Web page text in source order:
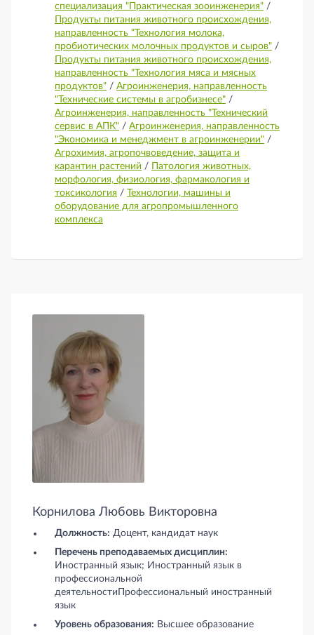
специализация "Практическая зооинженерия" /
Продукты питания животного происхождения,
направленность "Технология молока,
пробиотических молочных продуктов и сыров" /
Продукты питания животного происхождения,
направленность "Технология мяса и мясных
продуктов" / Агроинженерия, направленность
"Технические системы в агробизнесе" /
Агроинженерия, направленность "Технический
сервис в АПК" / Агроинженерия, направленность
"Экономика и менеджмент в агроинженерии" /
Агрохимия, агропочвоведение, защита и
карантин растений / Патология животных,
морфология, физиология, фармакология и
токсикология / Технологии, машины и
оборудование для агропромышленного
комплекса
Корнилова Любовь Викторовна
Должность: Доцент, кандидат наук
Перечень преподаваемых дисциплин:
Иностранный язык; Иностранный язык в
профессиональной
деятельностиПрофессиональный иностранный
язык
Уровень образования: Высшее образование